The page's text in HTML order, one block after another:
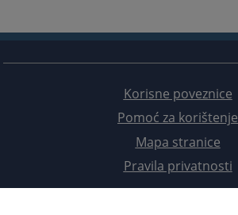
Korisne poveznice
Pomoć za korištenje
Mapa stranice
Pravila privatnosti